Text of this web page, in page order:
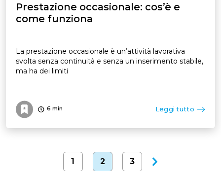
Prestazione occasionale: cos’è e
come funziona
La prestazione occasionale è un’attività lavorativa
svolta senza continuità e senza un inserimento stabile,
ma ha dei limiti
6 min Leggi tutto
1 2 3